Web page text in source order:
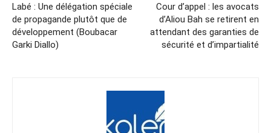
Labé : Une délégation spéciale
de propagande plutôt que de
développement (Boubacar
Garki Diallo)
Cour d’appel : les avocats
d’Aliou Bah se retirent en
attendant des garanties de
sécurité et d’impartialité